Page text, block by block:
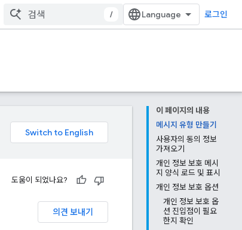
/ 로그인
이 페이지의 내용
메시지 유형 만들기
사용자의 동의 정보
가져오기
개인 정보 보호 메시
지 양식 로드 및 표시
개인 정보 보호 옵션
개인 정보 보호 옵
션 진입점이 필요
한지 확인
도움이 되었나요?
의견 보내기